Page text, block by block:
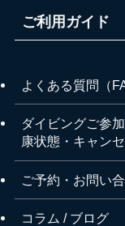
ご利用ガイド
よくある質問（
ダイビングご参
康状態・キャンセ
ご予約・お問い
コラム / ブログ